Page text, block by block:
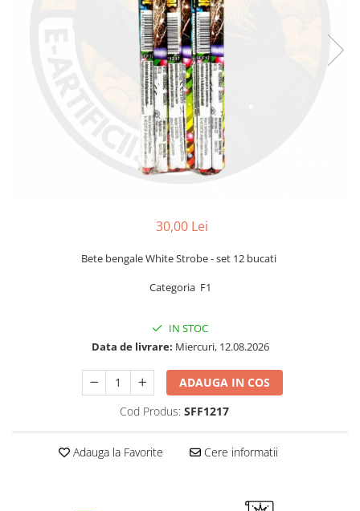
30,00 Lei
Bete bengale White Strobe - set 12 bucati
Categoria F1
IN STOC
Data de livrare: Miercuri, 12.08.2026
ADAUGA IN COS
Cod Produs: SFF1217
Adauga la Favorite Cere informatii